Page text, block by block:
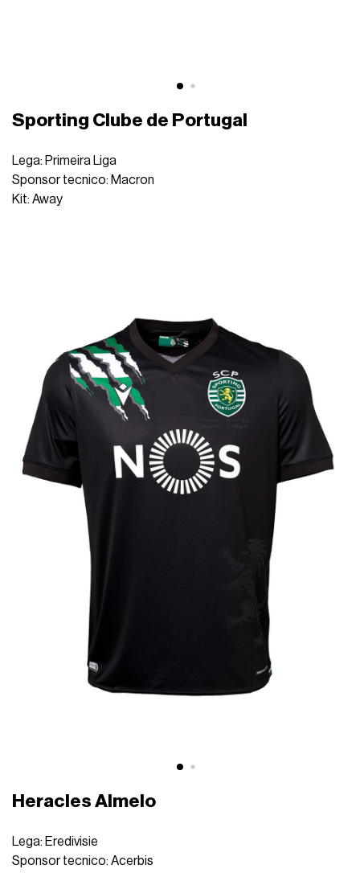
Sporting Clube de Portugal
Lega: Primeira Liga
Sponsor tecnico: Macron
Kit: Away
Heracles Almelo
Lega: Eredivisie
Sponsor tecnico: Acerbis